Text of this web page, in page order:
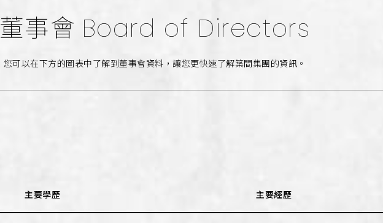
董事會 Board of Directors
您可以在下方的圖表中了解到董事會資料，讓您更快速了解築間集團的資訊。
主要學歷 主要經歷